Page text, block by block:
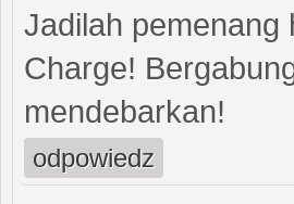
Jadilah pemenang
Charge!
mendebarkan!
odpowiedz